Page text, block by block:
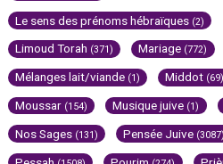
Le sens des prénoms hébraïques (2)
Limoud Torah (371) Mariage (772)
Mélanges lait/viande (1) Middot (69)
Moussar (154) Musique juive (1)
Nos Sages (131) Pensée Juive (3087)